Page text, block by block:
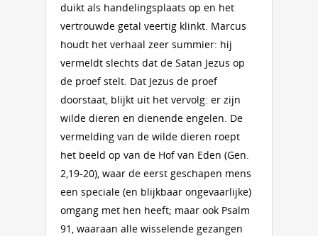
duikt als handelingsplaats op en het
vertrouwde getal veertig klinkt. Marcus
houdt het verhaal zeer summier: hij
vermeldt slechts dat de Satan Jezus op
de proef stelt. Dat Jezus de proef
doorstaat, blijkt uit het vervolg: er zijn
wilde dieren en dienende engelen. De
vermelding van de wilde dieren roept
het beeld op van de Hof van Eden (Gen.
2,19-20), waar de eerst geschapen mens
een speciale (en blijkbaar ongevaarlijke)
omgang met hen heeft; maar ook Psalm
91, waaraan alle wisselende gezangen